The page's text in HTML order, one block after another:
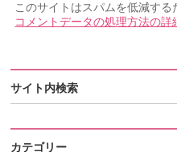
このサイトはスパムを低減する
コメントデータの処理方法の
サイト内検索
カテゴリー